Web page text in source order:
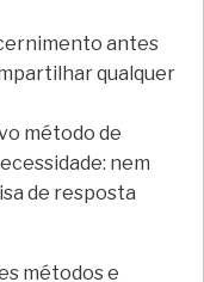
antes
qualquer
método de
nem
de resposta
métodos e